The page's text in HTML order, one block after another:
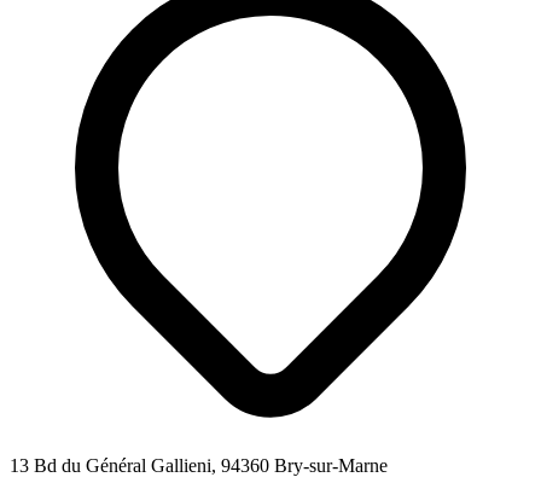
13 Bd du Général Gallieni, 94360 Bry-sur-Marne